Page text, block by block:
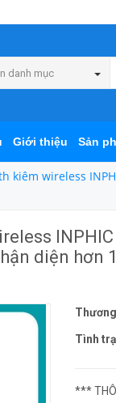
danh mục
Giới thiệu Sản
kiêm wireless
diện hơn
Tình
***